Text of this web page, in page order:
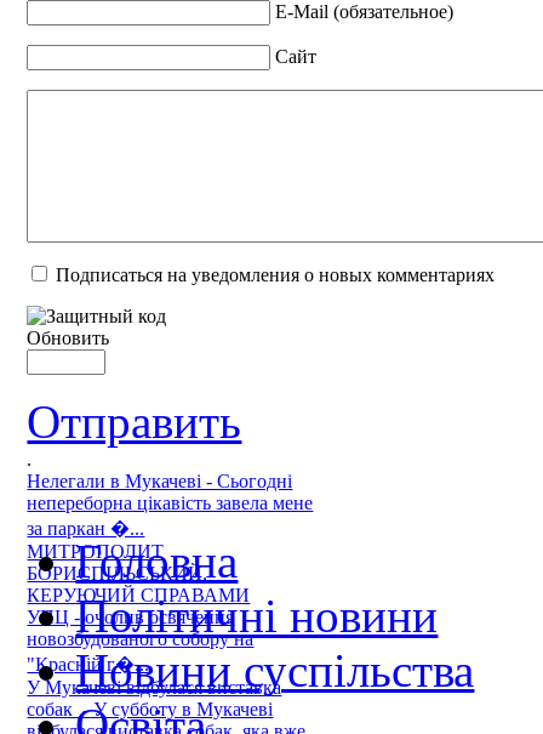
E-Mail (обязательное)
Сайт
Подписаться на уведомления о новых комментариях
Обновить
Отправить
.
Нелегали в Мукачеві - Сьогодні
непереборна цікавість завела мене
за паркан �...
МИТРОПОЛИТ
БОРИСПІЛЬСЬКИЙ,
КЕРУЮЧИЙ СПРАВАМИ
УПЦ - очолив освячення
новозбудованого собору на
"Красній г�...
У Мукачеві відбулася виставка
собак - У субботу в Мукачеві
Головна
Політичні новини
Новини суспільства